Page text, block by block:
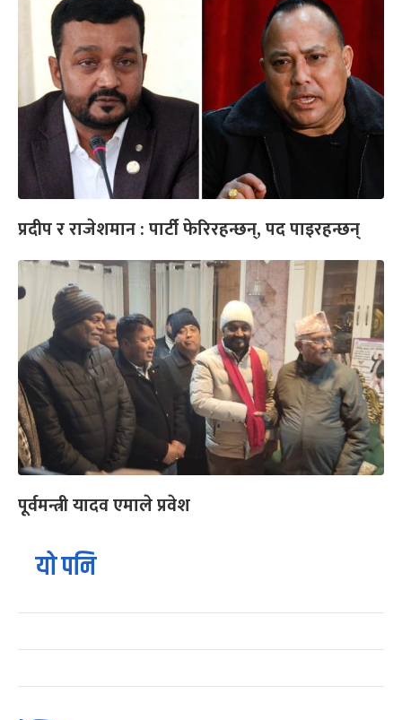
प्रदीप र राजेशमान : पार्टी फेरिरहन्छन्, पद पाइरहन्छन्
पूर्वमन्त्री यादव एमाले प्रवेश
यो पनि